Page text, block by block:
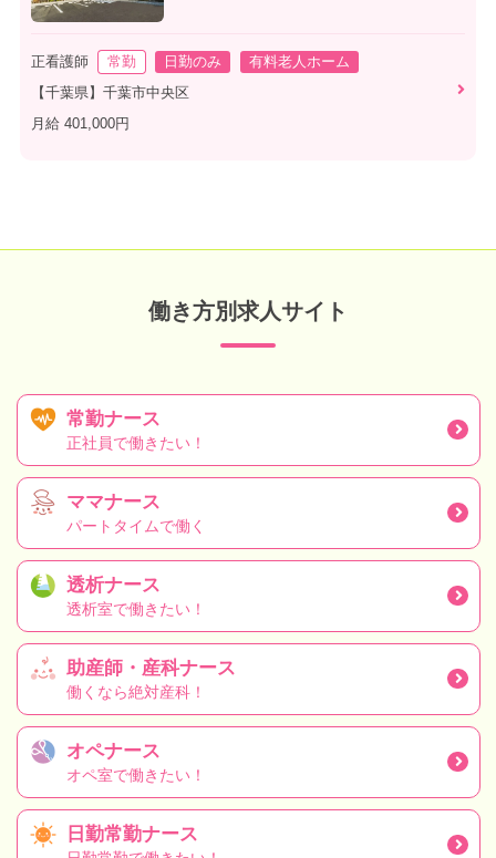
正看護師 常勤 日勤のみ
有料老人ホーム
【千葉県】千葉市中央区
月給 401,000円
働き方別求人サイト
常勤ナース
正社員で働きたい！
ママナース
パートタイムで働く
透析ナース
透析室で働きたい！
助産師・産科ナース
働くなら絶対産科！
オペナース
オペ室で働きたい！
日勤常勤ナース